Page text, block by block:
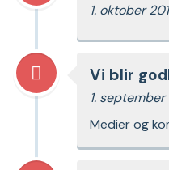
1. oktober
Vi blir
1. september
Medier og